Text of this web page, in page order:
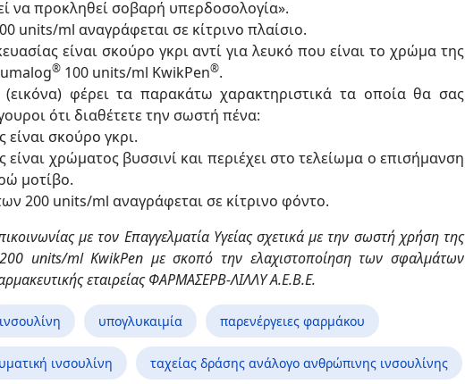
να προκληθεί σοβαρή υπερδοσολογία».
units/ml αναγράφεται σε κίτρινο πλαίσιο.
είναι σκούρο γκρι αντί για λευκό που είναι το χρώμα της
® 100 units/ml KwikPen®.
φέρει τα παρακάτω χαρακτηριστικά τα οποία θα σας
ότι διαθέτετε την σωστή πένα:
σκούρο γκρι.
είναι χρώματος βυσσινί και περιέχει στο τελείωμα ο επισήμανση
μοτίβο.
200 units/ml αναγράφεται σε κίτρινο φόντο.
με τον Επαγγελματία Υγείας σχετικά με την σωστή χρήση της
units/ml KwikPen με σκοπό την ελαχιστοποίηση των σφαλμάτων
εταιρείας ΦΑΡΜΑΣΕΡΒ-ΛΙΛΛΥ Α.Ε.Β.Ε.
ινσουλίνη υπογλυκαιμία παρενέργειες φαρμάκου
ινσουλίνη ταχείας δράσης ανάλογο ανθρώπινης ινσουλίνης